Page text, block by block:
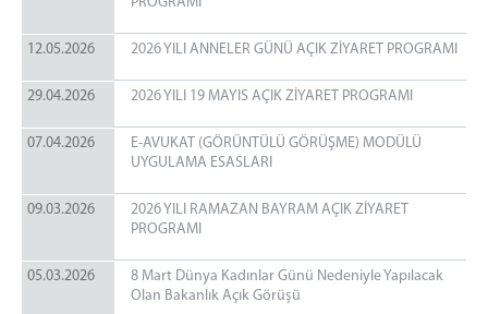
E-Görüş Hesabına Para Yatırma İşlemi
EURO / DOLAR PARA YATIRMA İŞLEMLERİ
H/T TELEFON GÖRÜŞ GÜNLERİ
TELEFON GÖRÜŞÜ İÇİN GEREKLİ EVRAKLAR
BİZE ULAŞIN
12.05.2026 2026 YILI ANNELER GÜNÜ AÇIK ZİYARET PROGRAMI
29.04.2026 2026 YILI 19 MAYIS AÇIK ZİYARET PROGRAMI
07.04.2026
E-AVUKAT (GÖRÜNTÜLÜ GÖRÜŞME) MODÜLÜ
UYGULAMA ESASLARI
09.03.2026
2026 YILI RAMAZAN BAYRAM AÇIK ZİYARET
PROGRAMI
05.03.2026
8 Mart Dünya Kadınlar Günü Nedeniyle Yapılacak
Olan Bakanlık Açık Görüşü